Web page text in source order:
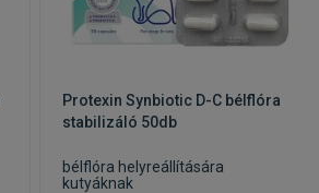
Protexin Synbiotic D-C bélflóra
stabilizáló 50db
bélflóra helyreállítására
kutyáknak